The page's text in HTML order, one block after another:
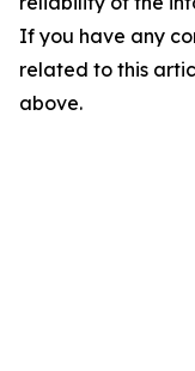
If you have any
related to this
above.